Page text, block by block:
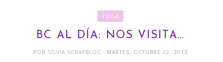
TOGA
BC AL DÍA: NOS VISITA…
POR SÍLVIA SCRAPBLOC- MARTES, OCTUBRE 22, 2013